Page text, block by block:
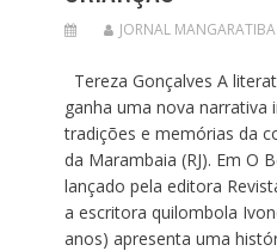
JORNAL MANGARATIBA
Tereza Gonçalves A
ganha uma nova narrativa
tradições e memórias da
da Marambaia (RJ). Em O
lançado pela editora
a escritora quilombola
anos) apresenta uma